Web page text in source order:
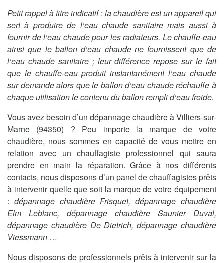
Petit rappel à titre indicatif : la chaudière est un appareil qui
sert à produire de l’eau chaude sanitaire mais aussi à
fournir de l’eau chaude pour les radiateurs. Le chauffe-eau
ainsi que le ballon d’eau chaude ne fournissent que de
l’eau chaude sanitaire ; leur différence repose sur le fait
que le chauffe-eau produit instantanément l’eau chaude
sur demande alors que le ballon d’eau chaude réchauffe à
chaque utilisation le contenu du ballon rempli d’eau froide.
Vous avez besoin d’un dépannage chaudière à Villiers-sur-
Marne (94350) ? Peu importe la marque de votre
chaudière, nous sommes en capacité de vous mettre en
relation avec un chauffagiste professionnel qui saura
prendre en main la réparation. Grâce à nos différents
contacts, nous disposons d’un panel de chauffagistes prêts
à intervenir quelle que soit la marque de votre équipement
: dépannage chaudière Frisquet, dépannage chaudière
Elm Leblanc, dépannage chaudière Saunier Duval,
dépannage chaudière De Dietrich, dépannage chaudière
Viessmann …
Nous disposons de professionnels prêts à intervenir sur la